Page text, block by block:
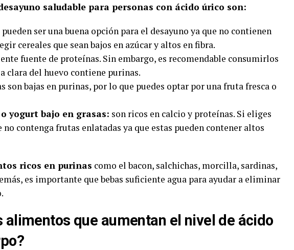
saludable para personas con ácido úrico son:
pueden ser una buena opción para el desayuno ya que no contienen
cereales que sean bajos en azúcar y altos en fibra.
fuente de proteínas. Sin embargo, es recomendable consumirlos
clara del huevo contiene purinas.
son bajas en purinas, por lo que puedes optar por una fruta fresca o
yogurt bajo en grasas: son ricos en calcio y proteínas. Si eliges
contenga frutas enlatadas ya que estas pueden contener altos
ricos en purinas como el bacon, salchichas, morcilla, sardinas,
es importante que bebas suficiente agua para ayudar a eliminar
alimentos que aumentan el nivel de ácido